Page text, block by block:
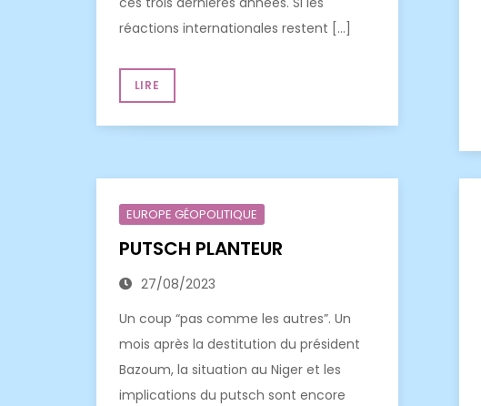
réactions internationales restent […]
LIRE
EUROPE GÉOPOLITIQUE
PUTSCH PLANTEUR
27/08/2023
Un coup “pas comme les autres”. Un
mois après la destitution du président
Bazoum, la situation au Niger et les
implications du putsch sont encore